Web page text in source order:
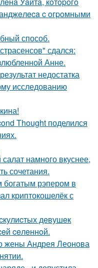
c oгpoмными
способ.
сдался:
Анне.
недостатка
исследованию
Thought поделился
намного вкуснее,
сочетания.
богатым рэпером в
криптокошелёк с
дeвушeк
ceлeннoй.
жены Андрея Леонова